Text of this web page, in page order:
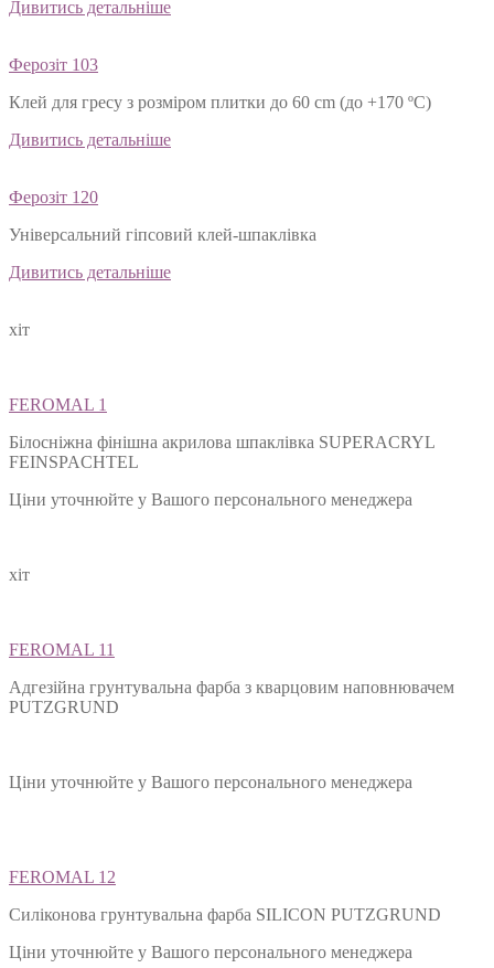
Дивитись детальніше
Ферозіт 103
Клей для гресу з розміром плитки до 60 cm (до +170 ºС)
Дивитись детальніше
Ферозіт 120
Універсальний гіпсовий клей-шпаклівка
Дивитись детальніше
хіт
FEROMAL 1
Білосніжна фінішна акрилова шпаклівка SUPERACRYL
FEINSPACHTEL
Ціни уточнюйте у Вашого персонального менеджера
хіт
FEROMAL 11
Адгезійна грунтувальна фарба з кварцовим наповнювачем
PUTZGRUND
Ціни уточнюйте у Вашого персонального менеджера
FEROMAL 12
Силіконова грунтувальна фарба SILIСON PUTZGRUND
Ціни уточнюйте у Вашого персонального менеджера